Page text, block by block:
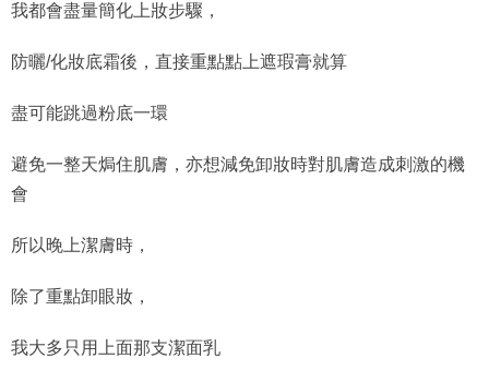
我都會盡量簡化上妝步驟，
防曬/化妝底霜後，直接重點點上遮瑕膏就算
盡可能跳過粉底一環
避免一整天焗住肌膚，亦想減免卸妝時對肌膚造成刺激的機
會
所以晚上潔膚時，
除了重點卸眼妝，
我大多只用上面那支潔面乳